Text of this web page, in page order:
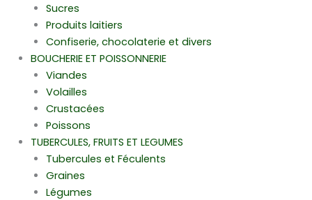
Sucres
Produits laitiers
Confiserie, chocolaterie et divers
BOUCHERIE ET POISSONNERIE
Viandes
Volailles
Crustacées
Poissons
TUBERCULES, FRUITS ET LEGUMES
Tubercules et Féculents
Graines
Légumes